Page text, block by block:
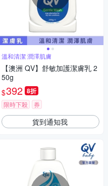
溫和清潔 潤澤肌膚
【澳洲 QV】舒敏加護潔膚乳 2
50g
$392 8折
限時下殺 券
貨到通知我